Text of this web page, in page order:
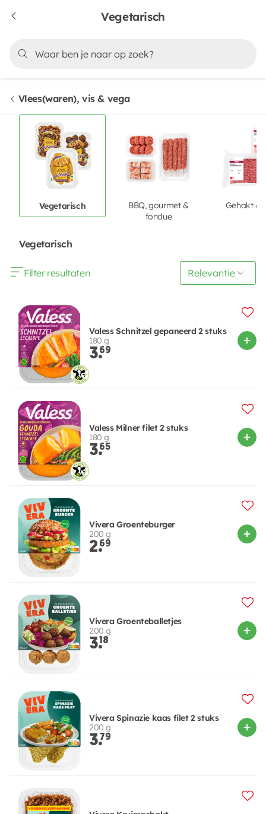
Vegetarisch
Vlees(waren), vis & vega
Vegetarisch
BBQ, gourmet &
fondue
Gehakt &
Vegetarisch
Filter resultaten
Valess Schnitzel gepaneerd 2 stuks
180 g
3.69
Valess Milner filet 2 stuks
180 g
3.65
Vivera Groenteburger
200 g
2.69
Vivera Groenteballetjes
200 g
3.18
Vivera Spinazie kaas filet 2 stuks
200 g
3.79